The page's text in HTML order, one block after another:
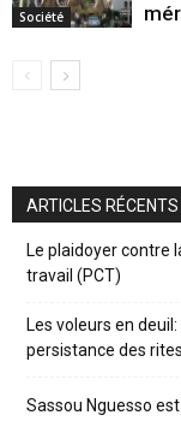
Société
ARTICLES RÉCENTS
Le plaidoyer contre
travail (PCT)
Les voleurs en
persistance des
Sassou Nguesso